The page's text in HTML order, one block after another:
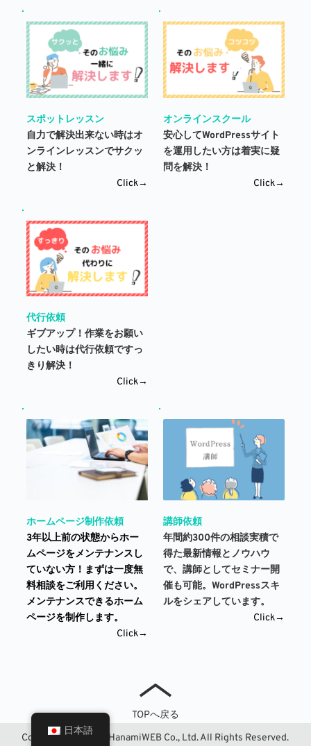
スポットレッスン
自力で解決出来ない時はオ
ンラインレッスンでサクッ
と解決！
Click→
オンラインスクール
安心してWordPressサイト
を運用したい方は着実に疑
問を解決！
Click→
代行依頼
ギブアップ！作業をお願い
したい時は代行依頼ですっ
きり解決！
Click→
ホームページ制作依頼
3年以上前の状態からホー
ムページをメンテナンスし
ていない方！まずは一度無
料相談をご利用ください。
メンテナンスできるホーム
ページを制作します。
Click→
講師依頼
年間約300件の相談実積で
得た最新情報とノウハウ
で、講師としてセミナー開
催も可能。WordPressスキ
ルをシェアしています。
Click→
TOPへ戻る
Copyright© 2024 - HanamiWEB Co., Ltd. All Rights Reserved.
日本語